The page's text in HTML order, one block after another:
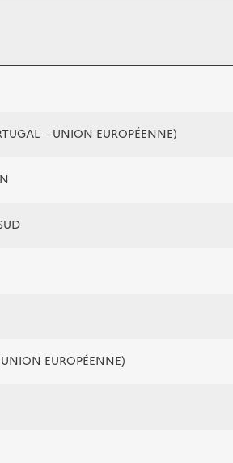
– UNION EUROPÉENNE)
EUROPÉENNE)